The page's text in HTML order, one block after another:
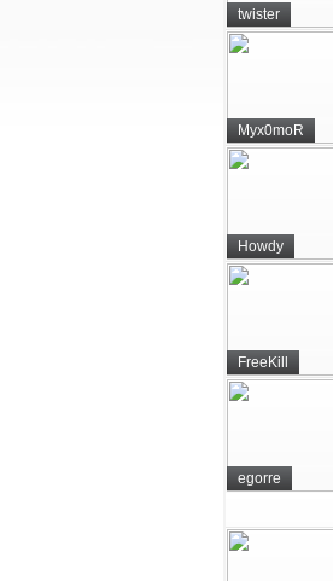
twister
Myx0moR
Howdy
FreeKill
egorre